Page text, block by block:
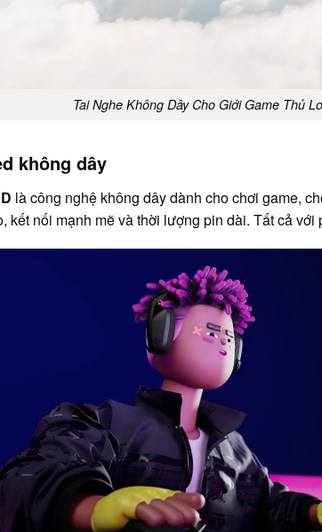
Tai Nghe Không Dây Cho Giới Game Thủ
không dây
là công nghệ không dây dành cho chơi game,
kết nối mạnh mẽ và thời lượng pin dài. Tất cả với